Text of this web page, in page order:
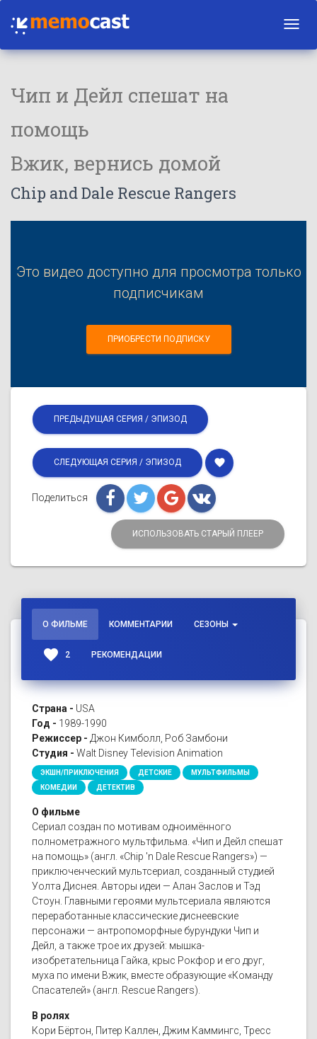
Чип и Дейл спешат на
помощь
Вжик, вернись домой
Chip and Dale Rescue Rangers
Это видео доступно для просмотра только
подписчикам
ПРИОБРЕСТИ ПОДПИСКУ
ПРЕДЫДУЩАЯ СЕРИЯ / ЭПИЗОД
СЛЕДУЮЩАЯ СЕРИЯ / ЭПИЗОД favorite
Поделиться
ИСПОЛЬЗОВАТЬ СТАРЫЙ ПЛЕЕР
О ФИЛЬМЕ КОММЕНТАРИИ СЕЗОНЫ
favorite 2 РЕКОМЕНДАЦИИ
Страна - USA
Год - 1989-1990
Режиссер - Джон Кимболл, Роб Замбони
Студия - Walt Disney Television Animation
ЭКШН/ПРИКЛЮЧЕНИЯ ДЕТСКИЕ
МУЛЬТФИЛЬМЫ
КОМЕДИИ
ДЕТЕКТИВ
О фильме
Сериал создан по мотивам одноимённого
полнометражного мультфильма. «Чип и Дейл спешат
на помощь» (англ. «Chip 'n Dale Rescue Rangers») —
приключенческий мультсериал, созданный студией
Уолта Диснея. Авторы идеи — Алан Заслов и Тэд
Стоун. Главными героями мультсериала являются
переработанные классические диснеевские
персонажи — антропоморфные бурундуки Чип и
Дейл, а также трое их друзей: мышка-
изобретательница Гайка, крыс Рокфор и его друг,
муха по имени Вжик, вместе образующие «Команду
Спасателей» (англ. Rescue Rangers).
В ролях
Кори Бёртон, Питер Каллен, Джим Каммингс, Тресс